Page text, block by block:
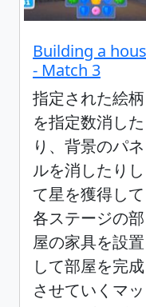
Building a
- Match 3
指定された絵柄
を指定数消した
り、背景のパネ
ルを消したりし
て星を獲得して
各ステージの部
屋の家具を設置
して部屋を完成
させていくマッ